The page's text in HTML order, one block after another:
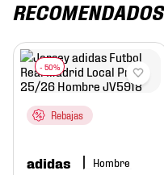
RECOMENDADOS
Rebajas
adidas Hombre